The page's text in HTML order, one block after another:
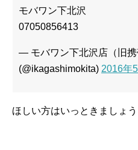
モバワン下北沢
07050856413
— モバワン下北沢店（旧
(@ikagashimokita) 2016年
ほしい方はいっときましょう